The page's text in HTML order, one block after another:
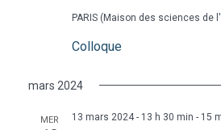
PARIS (Maison des sciences de
Colloque
mars 2024
MER 13 mars 2024 - 13 h 30 min - 15